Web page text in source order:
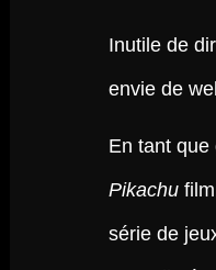
Inutile de
envie de
En tant que
Pikachu
série de